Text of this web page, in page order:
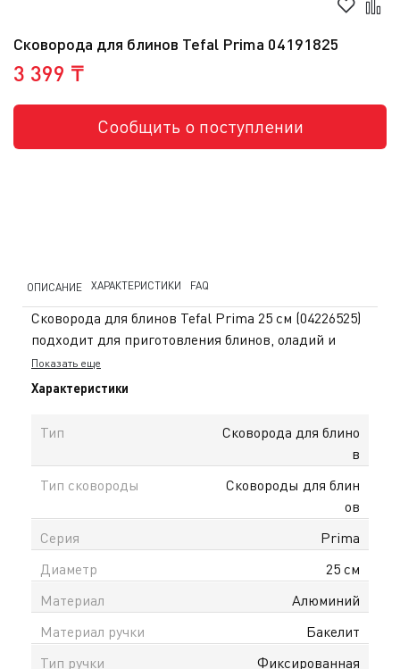
Сковорода для блинов Tefal Prima 04191825
3 399 ₸
Сообщить о поступлении
ОПИСАНИЕ ХАРАКТЕРИСТИКИ FAQ
Сковорода для блинов Tefal Prima 25 см (04226525)
подходит для приготовления блинов, оладий и
других деликатных блюд. Диаметр 25 см удобен
для небольших порций и ежедневного
который обеспечивает равномерное
распределение тепла. Антипригарное покрытие
Titanium 1X предотвращает прилипание
продуктов, позволяет готовить с минимальным
использования. Индикатор Thermo-Signal®
помогает определить момент достижения
оптимальной температуры для начала
приготовления. Сковорода совместима со всеми
типами плит, включая индукционные, что делает её
универсальной для любой кухни. Серия Prima
сочетает практичность и удобство в повседневной
Показать еще
Характеристики
Тип
Сковорода для блино
в
Тип сковороды
Сковороды для блин
ов
Серия
Prima
Диаметр
25 см
Материал
Алюминий
Материал ручки
Бакелит
Тип ручки
Фиксированная